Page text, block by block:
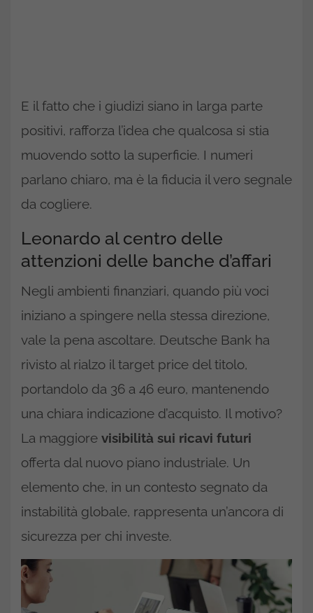
E il fatto che i giudizi siano in larga parte
positivi, rafforza l’idea che qualcosa si stia
muovendo sotto la superficie. I numeri
parlano chiaro, ma è la fiducia il vero segnale
da cogliere.
Leonardo al centro delle
attenzioni delle banche d’affari
Negli ambienti finanziari, quando più voci
iniziano a spingere nella stessa direzione,
vale la pena ascoltare. Deutsche Bank ha
rivisto al rialzo il target price del titolo,
portandolo da 36 a 46 euro, mantenendo
una chiara indicazione d’acquisto. Il motivo?
La maggiore visibilità sui ricavi futuri
offerta dal nuovo piano industriale. Un
elemento che, in un contesto segnato da
instabilità globale, rappresenta un’ancora di
sicurezza per chi investe.